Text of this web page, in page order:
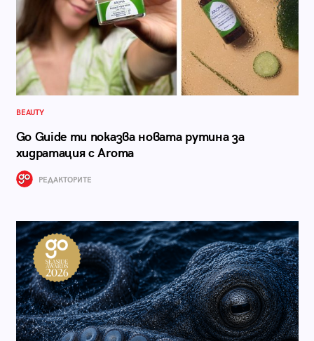
BEAUTY
Go Guide ти показва новата рутина за
хидратация с Aroma
РЕДАКТОРИТЕ